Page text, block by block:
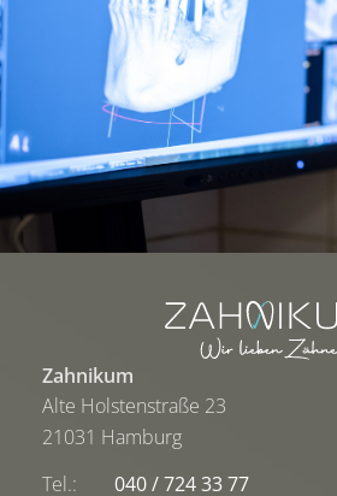
Zahnikum
Alte Holstenstraße 23
21031 Hamburg
Tel.:
040 / 724 33 77